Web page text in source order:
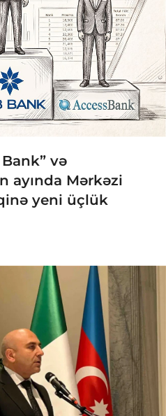
Bank” və
ayında Mərkəzi
yeni üçlük